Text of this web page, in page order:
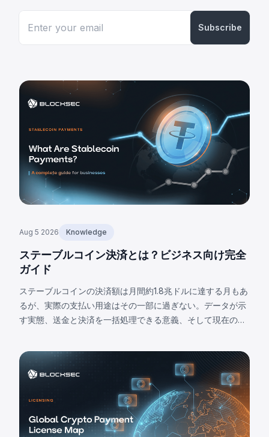
Subscribe
Aug 5 2026 Knowledge
ステーブルコイン決済とは？ビジネス向け完全
ガイド
ステーブルコインの決済額は月間約1.8兆ドルに達する月もあ
るが、実際の支払い用途はその一部に過ぎない。データが示
す実態、送金と決済を一括処理できる意義、そして現在の限